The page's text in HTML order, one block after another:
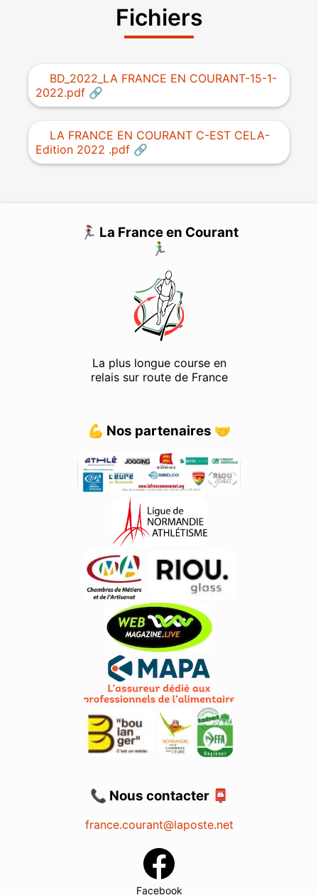
Fichiers
BD_2022_LA FRANCE EN COURANT-15-1-
2022.pdf
LA FRANCE EN COURANT C-EST CELA-
Edition 2022 .pdf
🏃‍♀️ La France en Courant
🏃‍♂️
La plus longue course en
relais sur route de France
💪 Nos partenaires 🤝
📞 Nous contacter 📮
france.courant@laposte.net
Facebook